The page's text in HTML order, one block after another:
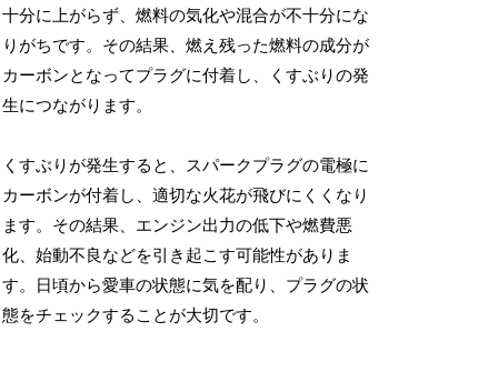
十分に上がらず、燃料の気化や混合が不十分にな
りがちです。その結果、燃え残った燃料の成分が
カーボンとなってプラグに付着し、くすぶりの発
生につながります。
くすぶりが発生すると、スパークプラグの電極に
カーボンが付着し、適切な火花が飛びにくくなり
ます。その結果、エンジン出力の低下や燃費悪
化、始動不良などを引き起こす可能性がありま
す。日頃から愛車の状態に気を配り、プラグの状
態をチェックすることが大切です。